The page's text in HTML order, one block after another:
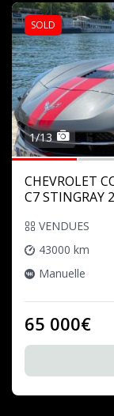
SOLD
1/13
CHEVROLET
C7 STINGRAY
VENDUES
43000 km
Manuelle
65 000€